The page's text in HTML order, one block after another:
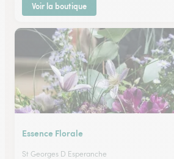
Voir la boutique
Essence Florale
St Georges D Esperanche